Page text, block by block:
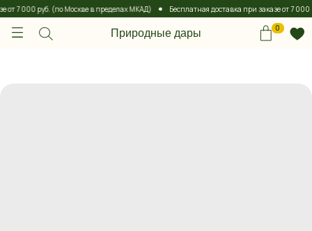
7 000 руб. (по Москве в пределах МКАД) Бесплатная доставка при заказе от 7 000
Природные дары 0
Природные дары 0